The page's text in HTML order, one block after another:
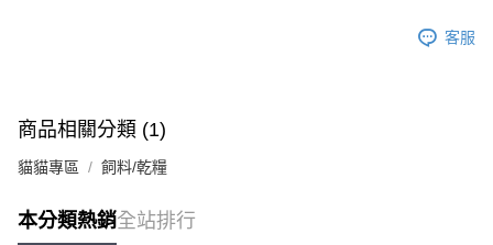
客服
商品相關分類 (1)
貓貓專區 飼料/乾糧
本分類熱銷全站排行